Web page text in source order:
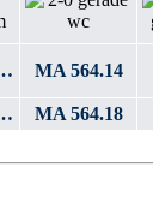
MA 564.14
MA 564.18